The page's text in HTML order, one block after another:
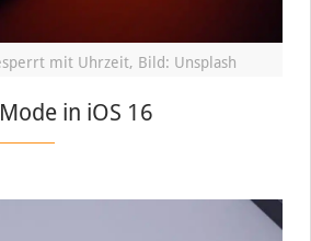
mit Uhrzeit, Bild: Unsplash
in iOS 16